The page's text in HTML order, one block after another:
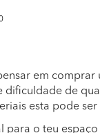
casa
escritório
piscina
de casa
de piscina
em comprar
de
esta pode
o teu